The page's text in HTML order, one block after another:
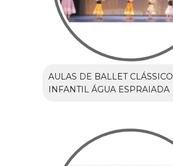
AULAS DE BALLET CLÁSSICO
INFANTIL ÁGUA ESPRAIADA